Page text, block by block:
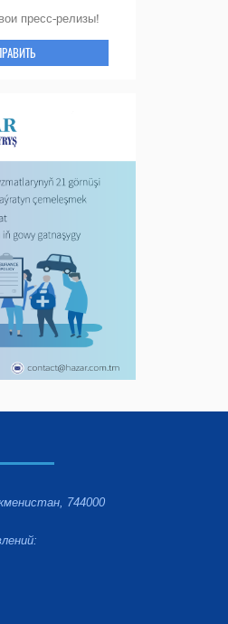
пресс-релизы!
744000